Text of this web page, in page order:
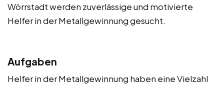
Wörrstadt werden zuverlässige und motivierte
Helfer in der Metallgewinnung gesucht.
Aufgaben
Helfer in der Metallgewinnung haben eine Vielzahl